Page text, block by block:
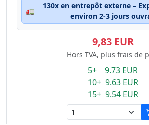
🚛
130x en entrepôt externe –
environ 2-3 jours
9,83 EUR
Hors TVA, plus frais de
5+ 9.73 EUR
10+ 9.63 EUR
15+ 9.54 EUR